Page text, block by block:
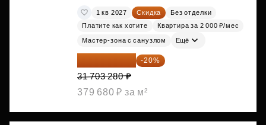
1 кв 2027 Скидка
Без отделки
Платите как хотите
Квартира за 2 000 ₽/мес
Мастер-зона с санузлом Ещё
25 362 624 ₽ -20%
31 703 280 ₽
379 680 ₽ за м²